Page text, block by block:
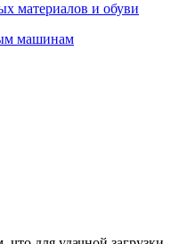
материалов и обуви
машинам